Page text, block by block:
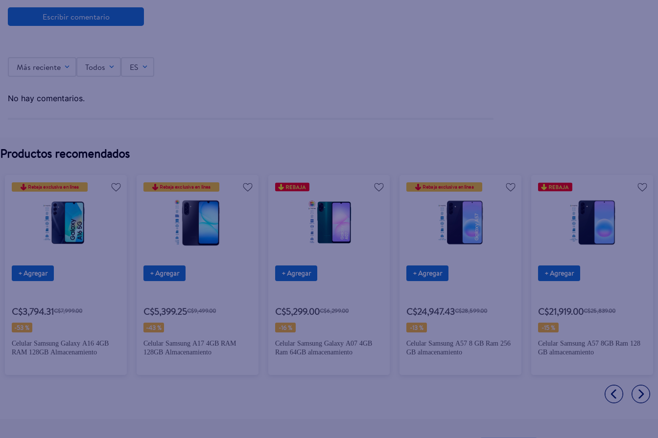
Más reciente Todos ES
No hay comentarios.
Productos recomendados
Rebaja exclusiva en línea
+ Agregar
C$3,794.31C$7,999.00
-53 %
Celular Samsung Galaxy A16 4GB
RAM 128GB Almacenamiento
Rebaja exclusiva en línea
+ Agregar
C$5,399.25C$9,499.00
-43 %
Celular Samsung A17 4GB RAM
128GB Almacenamiento
+ Agregar
C$5,299.00C$6,299.00
-16 %
Celular Samsung Galaxy A07 4GB
Ram 64GB almacenamiento
Rebaja exclusiva en línea
+ Agregar
C$24,947.43C$28,599.00
-13 %
Celular Samsung A57 8 GB Ram 256
GB almacenamiento
+ Agregar
C$21,919.00C$25,839.00
-15 %
Celular Samsung A57 8GB Ram 128
GB almacenamiento